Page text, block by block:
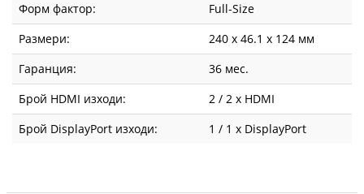
Форм фактор:
Full-Size
Размери:
240 x 46.1 x 124 мм
Гаранция:
36 мес.
Брой HDMI изходи:
2 / 2 x HDMI
Брой DisplayPort изходи:
1 / 1 x DisplayPort